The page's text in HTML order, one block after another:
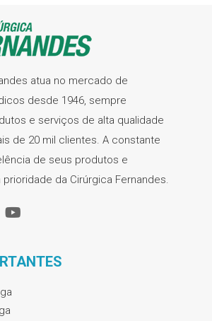
atua no mercado de
desde 1946, sempre
e serviços de alta qualidade
de 20 mil clientes. A constante
de seus produtos e
da Cirúrgica Fernandes.